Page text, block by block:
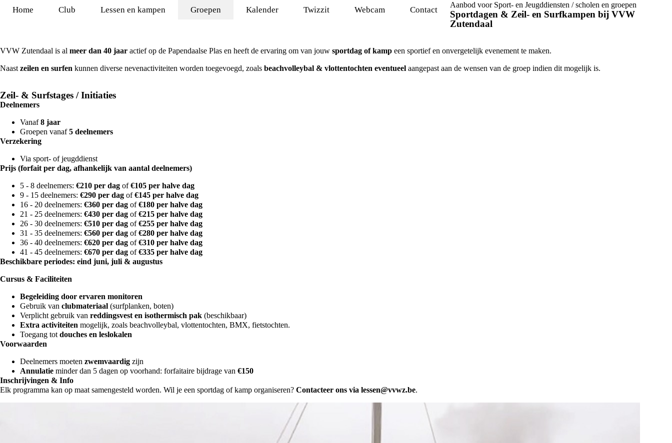
Home Club Lessen en kampen Groepen Kalender Twizzit Webcam Contact
Aanbod voor Sport- en Jeugddiensten / scholen en groepen
Sportdagen & Zeil- en Surfkampen bij VVW
Zutendaal
VVW Zutendaal is al meer dan 40 jaar actief op de Papendaalse Plas en heeft de ervaring om van jouw sportdag of kamp een sportief en onvergetelijk evenement te maken.
Naast zeilen en surfen kunnen diverse nevenactiviteiten worden toegevoegd, zoals beachvolleybal & vlottentochten eventueel aangepast aan de wensen van de groep indien dit mogelijk is.
Zeil- & Surfstages / Initiaties
Deelnemers
Vanaf8 jaar
Groepen vanaf5 deelnemers
Verzekering
Via sport- of jeugddienst
Prijs (forfait per dag, afhankelijk van aantal deelnemers)
5 - 8 deelnemers: €210 per dag of€105 per halve dag
9 - 15 deelnemers: €290 per dag of€145 per halve dag
16 - 20 deelnemers: €360 per dag of€180 per halve dag
21 - 25 deelnemers: €430 per dag of€215 per halve dag
26 - 30 deelnemers: €510 per dag of€255 per halve dag
31 - 35 deelnemers: €560 per dag of€280 per halve dag
36 - 40 deelnemers: €620 per dag of€310 per halve dag
41 - 45 deelnemers: €670 per dag of€335 per halve dag
Beschikbare periodes: eind juni, juli & augustus
Cursus & Faciliteiten
Begeleiding door ervaren monitoren
Gebruik van clubmateriaal (surfplanken, boten)
Verplicht gebruik van reddingsvest en isothermisch pak (beschikbaar)
Extra activiteiten mogelijk, zoals beachvolleybal, vlottentochten, BMX, fietstochten.
Toegang tot douches en leslokalen
Voorwaarden
Deelnemers moeten zwemvaardig zijn
Annulatie minder dan 5 dagen op voorhand: forfaitaire bijdrage van €150
Inschrijvingen & Info
Elk programma kan op maat samengesteld worden. Wil je een sportdag of kamp organiseren? Contacteer ons via lessen@vvwz.be.